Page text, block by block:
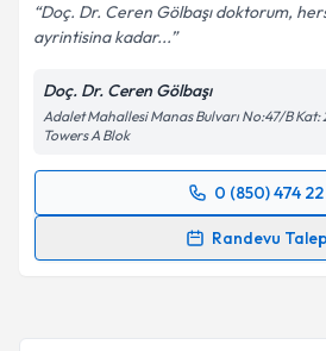
Doç. Dr. Ceren Gölbaşı doktorum,
ayrintisina kadar...
Doç. Dr. Ceren Gölbaşı
Adalet Mahallesi Manas Bulvarı No:47/B
Towers A Blok
0 (850) 474 22
Randevu
Randevu Takvimi Talebi